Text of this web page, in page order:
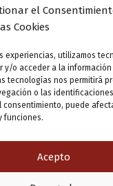
el
Cookies
experiencias, utilizamos
y/o acceder a la
tecnologías nos permitirá
o las
consentimiento, puede
funciones.
Acepto
en la Casa del
2014
y Fiestas de la Virgen